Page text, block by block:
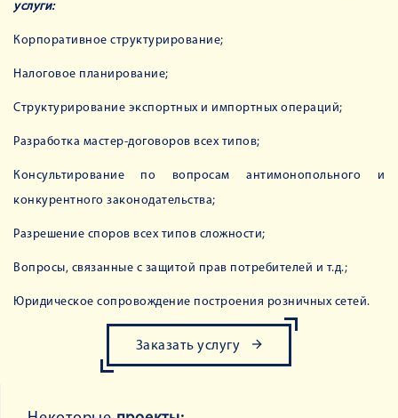
услуги:
Корпоративное структурирование;
Налоговое планирование;
Структурирование экспортных и импортных операций;
Разработка мастер-договоров всех типов;
Консультирование по вопросам антимонопольного и
конкурентного законодательства;
Разрешение споров всех типов сложности;
Вопросы, связанные с защитой прав потребителей и т.д.;
Юридическое сопровождение построения розничных сетей.
Заказать услугу